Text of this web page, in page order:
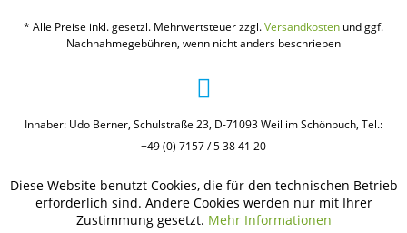
* Alle Preise inkl. gesetzl. Mehrwertsteuer zzgl.Versandkosten und ggf.
Nachnahmegebühren, wenn nicht anders beschrieben
Inhaber: Udo Berner, Schulstraße 23, D-71093 Weil im Schönbuch, Tel.:
+49 (0) 7157 / 5 38 41 20
Diese Website benutzt Cookies, die für den technischen Betrieb
erforderlich sind. Andere Cookies werden nur mit Ihrer
Zustimmung gesetzt. Mehr Informationen